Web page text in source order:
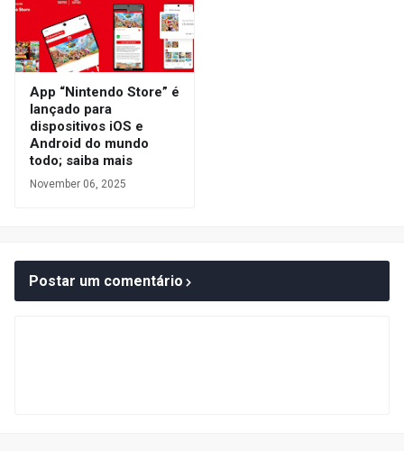
App “Nintendo Store” é
lançado para
dispositivos iOS e
Android do mundo
todo; saiba mais
November 06, 2025
Postar um comentário